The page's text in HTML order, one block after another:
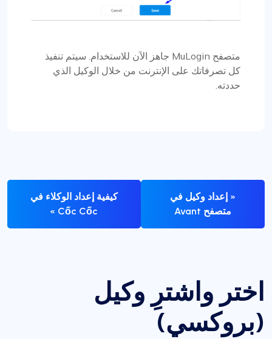
متصفح MuLogin جاهز الآن للاستخدام. سيتم تنفيذ
كل تصرفاتك على الإنترنت من خلال الوكيل الذي
حددته.
« إعداد وكيل في
متصفح Avant
كيفية إعداد الوكلاء في
Cốc Cốc »
اختر واشترِ وكيل
(بروكسي)